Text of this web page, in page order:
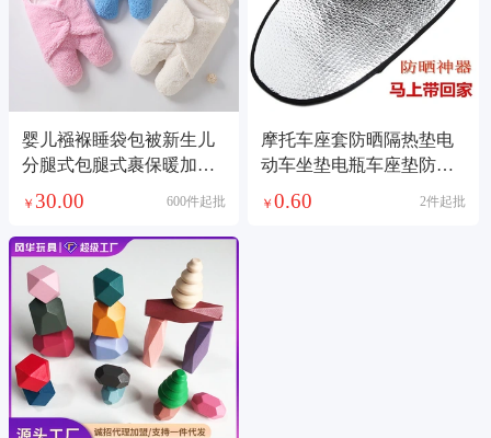
婴儿襁褓睡袋包被新生儿
分腿式包腿式裹保暖加绒
抱被秋冬款
￥ 30.00 600件起批
摩托车座套防晒隔热垫电
动车坐垫电瓶车座垫防水
反光铝箔膜隔热垫
￥0.60 2件起批